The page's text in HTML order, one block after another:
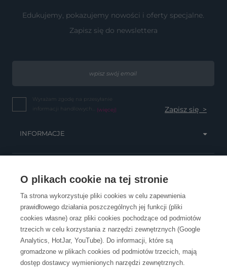
O plikach cookie na tej stronie
Ta strona wykorzystuje pliki cookies w celu zapewnienia
prawidłowego działania poszczególnych jej funkcji (pliki
cookies własne) oraz pliki cookies pochodzące od podmiotów
trzecich w celu korzystania z narzędzi zewnętrznych (Google
Analytics, HotJar, YouTube). Do informacji, które są
gromadzone w plikach cookies od podmiotów trzecich, mają
dostęp dostawcy wymienionych narzędzi zewnętrznych.
Edukujemy, pokazujemy nowości i oferty specjalne.
Zapisz się do newslettera
Wyrażam zgodę na przesyłanie
informacji handlowych... (więcej)
INFORMACJE
OBSŁUGA KLIENTA
KONTAKT